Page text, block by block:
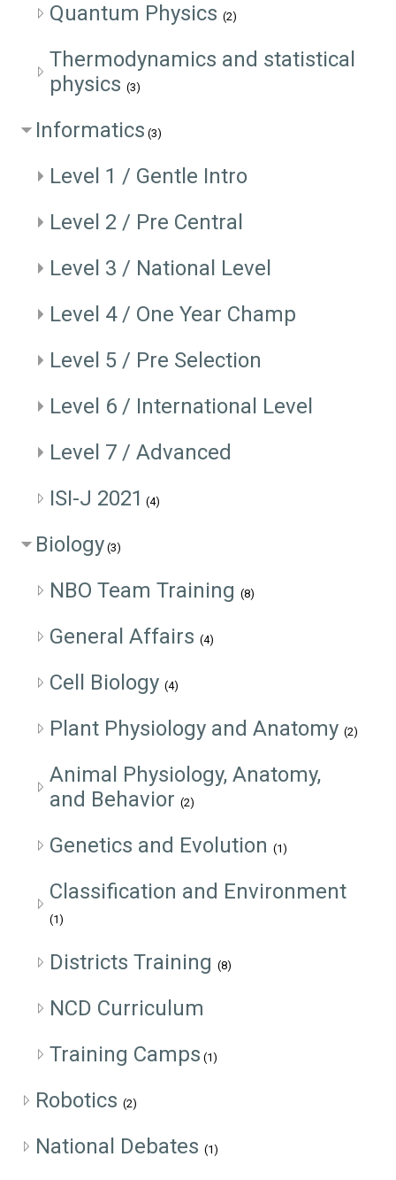
Quantum Physics(2)
Thermodynamics and statistical
physics(3)
Informatics (3)
Level 1 / Gentle Intro
Level 2 / Pre Central
Level 3 / National Level
Level 4 / One Year Champ
Level 5 / Pre Selection
Level 6 / International Level
Level 7 / Advanced
ISI-J 2021 (4)
Biology (3)
NBO Team Training(8)
General Affairs(4)
Cell Biology(4)
Plant Physiology and Anatomy(2)
Animal Physiology, Anatomy,
and Behavior(2)
Genetics and Evolution(1)
Classification and Environment
(1)
Districts Training(8)
NCD Curriculum
Training Camps (1)
Robotics(2)
National Debates(1)